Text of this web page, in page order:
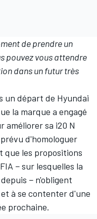
de prendre un
pouvez vous attendre
dans un futur très
un départ de Hyundai
la marque a engagé
améliorer sa i20 N
d'homologuer
que les propositions
− sur lesquelles la
− n'obligent
à se contenter d'une
prochaine.